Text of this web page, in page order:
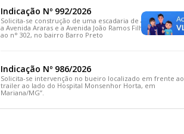
Indicação Nº 992/2026
Solicita-se construção de uma escadaria de acesso entre
a Avenida Araras e a Avenida João Ramos Filho, em frente
ao n° 302, no bairro Barro Preto
Indicação Nº 986/2026
Solicita-se intervenção no bueiro localizado em frente ao
trailer ao lado do Hospital Monsenhor Horta, em
Mariana/MG”.